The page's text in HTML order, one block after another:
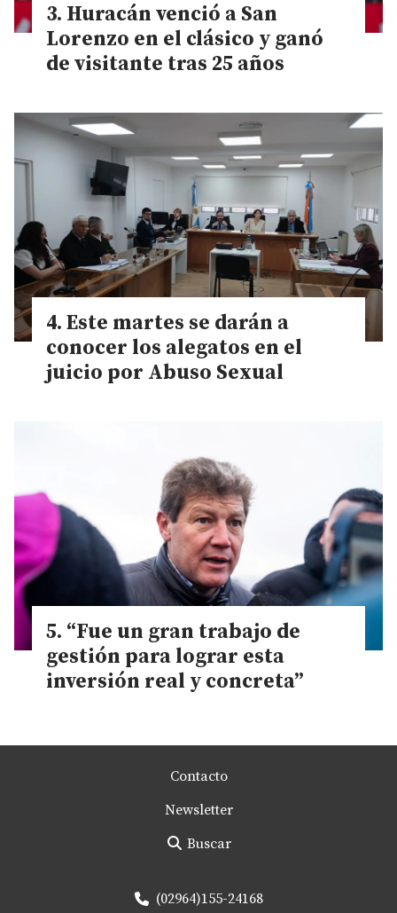
Huracán venció a San
Lorenzo en el clásico y ganó
de visitante tras 25 años
Este martes se darán a
conocer los alegatos en el
juicio por Abuso Sexual
“Fue un gran trabajo de
gestión para lograr esta
inversión real y concreta”
Contacto
Newsletter
Buscar
(02964)155-24168